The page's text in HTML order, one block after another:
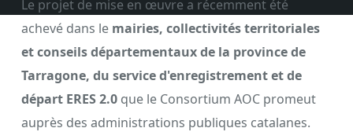
Le projet de mise en œuvre a récemment été
achevé dans le mairies, collectivités territoriales
et conseils départementaux de la province de
Tarragone, du service d'enregistrement et de
départ ERES 2.0 que le Consortium AOC promeut
auprès des administrations publiques catalanes.